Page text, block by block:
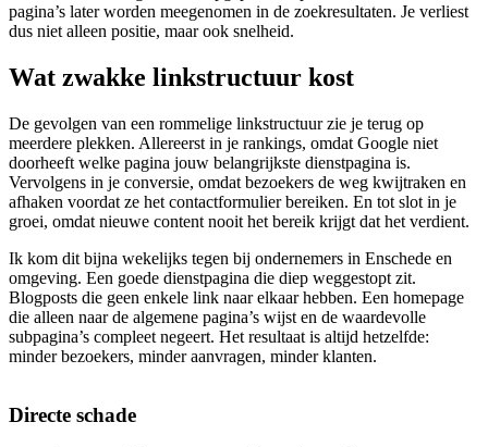
pagina’s later worden meegenomen in de zoekresultaten. Je verliest
dus niet alleen positie, maar ook snelheid.
Wat zwakke linkstructuur kost
De gevolgen van een rommelige linkstructuur zie je terug op
meerdere plekken. Allereerst in je rankings, omdat Google niet
doorheeft welke pagina jouw belangrijkste dienstpagina is.
Vervolgens in je conversie, omdat bezoekers de weg kwijtraken en
afhaken voordat ze het contactformulier bereiken. En tot slot in je
groei, omdat nieuwe content nooit het bereik krijgt dat het verdient.
Ik kom dit bijna wekelijks tegen bij ondernemers in Enschede en
omgeving. Een goede dienstpagina die diep weggestopt zit.
Blogposts die geen enkele link naar elkaar hebben. Een homepage
die alleen naar de algemene pagina’s wijst en de waardevolle
subpagina’s compleet negeert. Het resultaat is altijd hetzelfde:
minder bezoekers, minder aanvragen, minder klanten.
Directe schade